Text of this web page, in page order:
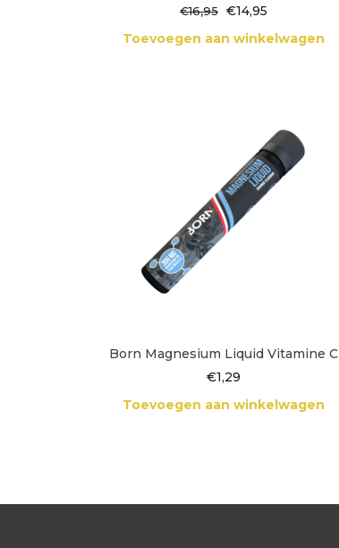
€16,95 Oorspronkelijke
prijs
was:
€14,95
is:
Toevoegen aan winkelwagen
Born Magnesium Liquid Vitamine C
€1,29
Toevoegen aan winkelwagen